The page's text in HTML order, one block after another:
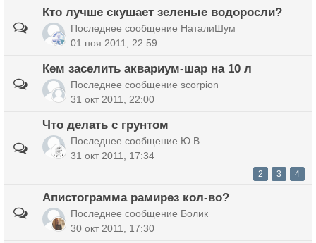
Кто лучше скушает зеленые водоросли?
Последнее сообщение НаталиШум
01 ноя 2011, 22:59
Кем заселить аквариум-шар на 10 л
Последнее сообщение scorpion
31 окт 2011, 22:00
Что делать с грунтом
Последнее сообщение Ю.В.
31 окт 2011, 17:34
2 3 4
Апистограмма рамирез кол-во?
Последнее сообщение Болик
30 окт 2011, 17:30